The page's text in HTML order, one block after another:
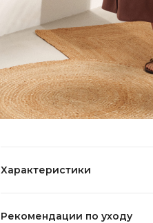
Характеристики
Рекомендации по уходу